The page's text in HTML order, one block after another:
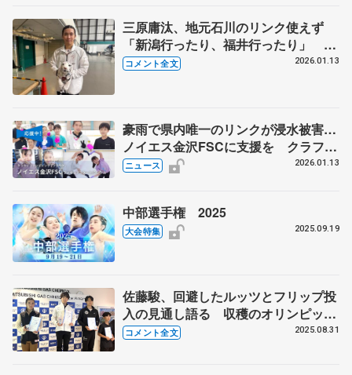
三原庸汰、地元石川のリンク使えず
「新潟行ったり、福井行ったり」 憧
れ羽生結弦さんが開催したスケート教
コメント全文 2026.01.13
豪雨で県内唯一のリンクが浸水被害…
ノイエス金沢FSCに支援を クラファ
ン「フリサケ」の連携プロジェクト第
ニュース 2026.01.13
中部選手権 2025
大会特集 2025.09.19
佐藤駿、回避したルッツとフリップ投
入の見通し語る 収穫のオリンピック
シーズン初戦優勝【MGC三菱ガス化
コメント全文 2025.08.31